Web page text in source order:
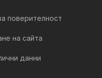
поверителност
на сайта
данни